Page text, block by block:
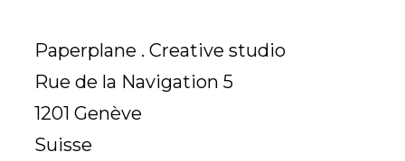
Paperplane . Creative studio
Rue de la Navigation 5
1201 Genève
Suisse